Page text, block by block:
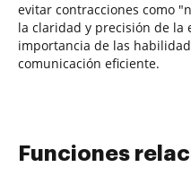
evitar contracciones como
la claridad y precisión de la
importancia de las
comunicación eficiente.
Funciones